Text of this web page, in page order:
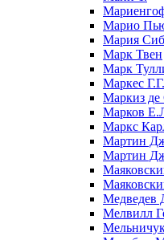
Марио
Мария
Марк Твен
Марк
Маркес Г.Г.
Маркиз де
Марков
Маркс
Мартин
Мартин
Медведев
Мелвилл